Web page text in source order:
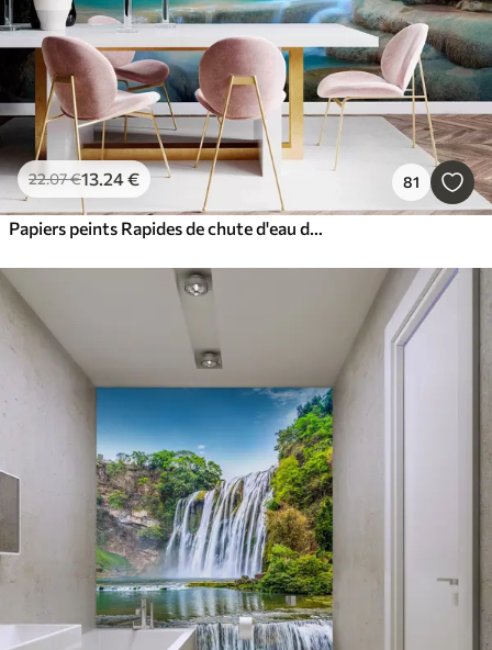
22.07€13.24€ 81
Papiers peints Rapides de chute d'eau dans la forêt